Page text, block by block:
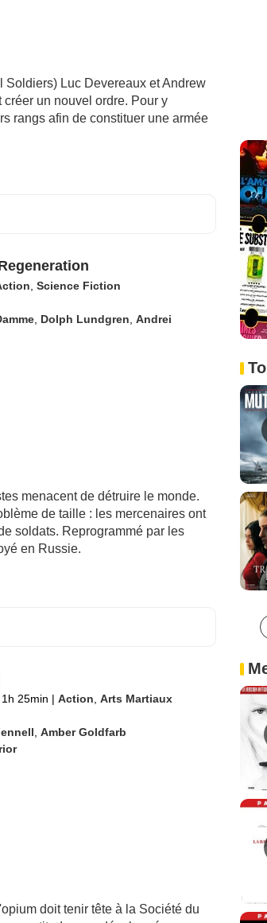
Soldiers) Luc Devereaux et Andrew
un nouvel ordre. Pour y
rangs afin de constituer une armée
Science Fiction
, Dolph Lundgren Andrei
menacent de détruire le monde.
de taille : les mercenaires ont
soldats. Reprogrammé par les
en Russie.
1h 25min | Action, Arts Martiaux
, Amber Goldfarb
doit tenir tête à la Société du